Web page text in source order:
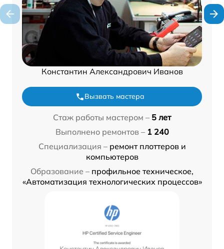
Константин Александрович Иванов
Вызвать мастера
Стаж работы мастером – 5 лет
Выполнено ремонтов – 1 240
Специализация – ремонт плоттеров и
компьютеров
Образование – профильное техническое,
«Автоматизация технологических процессов»